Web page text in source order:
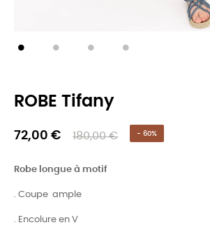
ROBE Tifany
72,00 € 180,00 € - 60%
Robe longue à motif
. Coupe ample
. Encolure en V